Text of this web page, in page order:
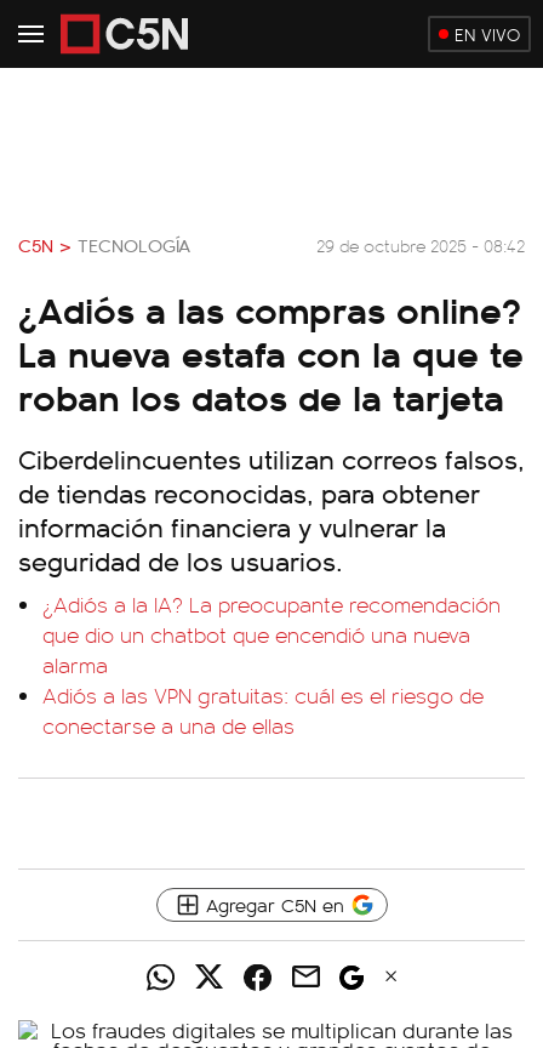
EN VIVO
C5N > TECNOLOGÍA 29 de octubre 2025 - 08:42
¿Adiós a las compras online?
La nueva estafa con la que te
roban los datos de la tarjeta
Ciberdelincuentes utilizan correos falsos,
de tiendas reconocidas, para obtener
información financiera y vulnerar la
seguridad de los usuarios.
¿Adiós a la IA? La preocupante recomendación
que dio un chatbot que encendió una nueva
alarma
Adiós a las VPN gratuitas: cuál es el riesgo de
conectarse a una de ellas
Agregar C5N en